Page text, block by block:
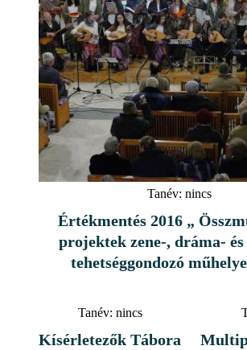
Tanév: nincs
Értékmentés 2016 „
projektek zene-, dráma-
tehetséggondozó
Tanév: nincs
Kísérletezők Tábora